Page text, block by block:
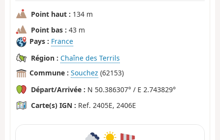
Point haut : 134 m
Point bas : 43 m
Pays : France
Région : Chaîne des Terrils
Commune : Souchez (62153)
Départ/Arrivée : N 50.386307° / E 2.743829°
Carte(s) IGN : Ref. 2405E, 2406E